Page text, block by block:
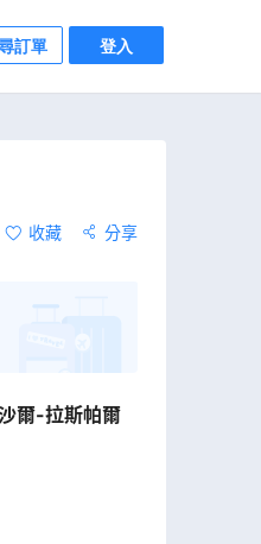
訂單 登入
收藏
分享
爾-拉斯帕爾